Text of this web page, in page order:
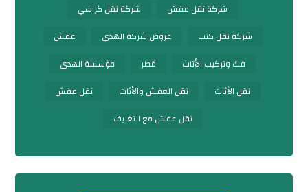
شركة نقل عفش
شركة نقل كراسي
شركة نقل كنب
عروض شركة الهدى
عفش
فك وتركيب الأثاث
قطر
مؤسسة الهدى
نقل الأثاث
نقل العفش والأثاث
نقل عفش
نقل عفش مع التغليف